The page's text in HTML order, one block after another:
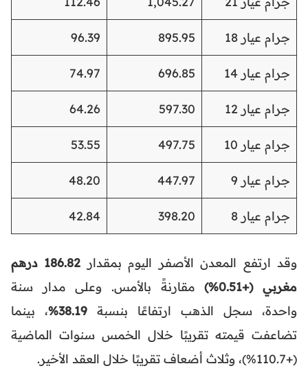
جرام عيار 18 895.95
96.39
جرام عيار 14 696.85
74.97
جرام عيار 12 597.30
64.26
جرام عيار 10 497.75
53.55
جرام عيار 9 447.97
48.20
جرام عيار 8 398.20
42.84
وقد ارتفع المعدن الأصفر اليوم بمقدار
186.82 درهم
مغربي (+0.51%)
مقارنةً بالأمس. وعلى مدار سنة
واحدة، سجل الذهب ارتفاعًا بنسبة 38.19%
، بينما
تضاعفت قيمته تقريبًا خلال الخمس سنوات الماضية
(+110.7%)، وثلاث أضعاف تقريبًا خلال العقد الأخير.